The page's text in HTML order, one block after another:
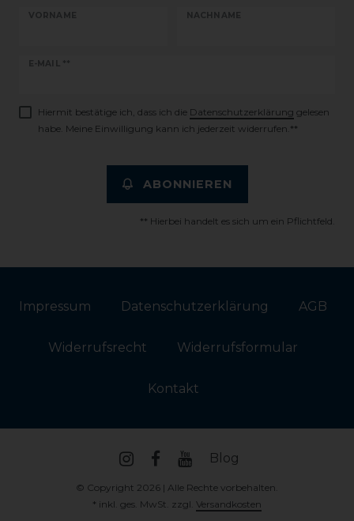
VORNAME NACHNAME
E-MAIL **
Newsletter
Hiermit bestätige ich, dass ich die Daten­schutz­erklärung gelesen
habe. Meine Einwilligung kann ich jederzeit widerrufen.**
ABONNIEREN
** Hierbei handelt es sich um ein Pflichtfeld.
Impressum Daten­schutz­erklärung AGB
Widerrufs­recht Widerrufs­formular
Kontakt
Blog
© Copyright 2026 | Alle Rechte vorbehalten.
* inkl. ges. MwSt. zzgl. Versandkosten